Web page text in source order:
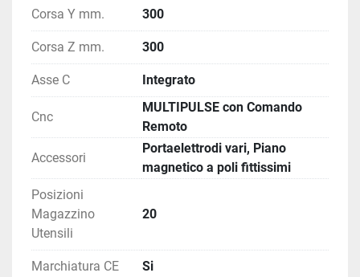
Corsa Y mm. 300
Corsa Z mm. 300
Asse C Integrato
Cnc
MULTIPULSE con Comando
Remoto
Accessori
Portaelettrodi vari, Piano
magnetico a poli fittissimi
Posizioni
Magazzino
Utensili
20
Marchiatura CE Si